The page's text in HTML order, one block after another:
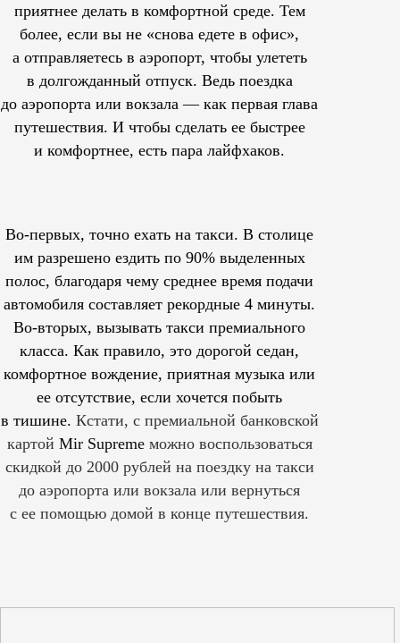
приятнее делать в комфортной среде. Тем
более, если вы не «снова едете в офис»,
а отправляетесь в аэропорт, чтобы улететь
в долгожданный отпуск. Ведь поездка
до аэропорта или вокзала — как первая глава
путешествия. И чтобы сделать ее быстрее
и комфортнее, есть пара лайфхаков.
Во-первых, точно ехать на такси. В столице
им разрешеноездить по 90% выделенных
полос, благодаря чему среднее время подачи
автомобиля составляет рекордные 4 минуты.
Во-вторых, вызывать такси премиального
класса. Как правило, это дорогой седан,
комфортное вождение, приятная музыка или
ее отсутствие, если хочется побыть
в тишине. Кстати, с премиальной банковской
картой Mir Supreme можно воспользоваться
скидкой до 2000 рублей на поездку на такси
до аэропорта или вокзала или вернуться
с ее помощью домой в конце путешествия.